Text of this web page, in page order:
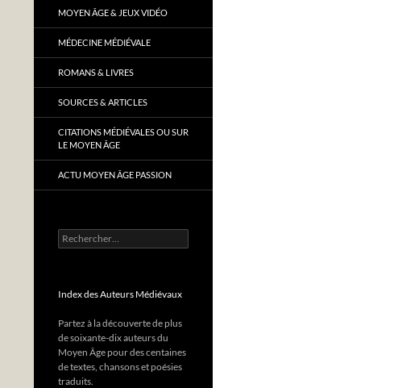
MOYEN ÂGE & JEUX VIDÉO
MÉDECINE MÉDIÉVALE
ROMANS & LIVRES
SOURCES & ARTICLES
CITATIONS MÉDIÉVALES OU SUR
LE MOYEN ÂGE
ACTU MOYEN ÂGE PASSION
Rechercher :
Index des Auteurs Médiévaux
Partez à la découverte de plus
de soixante-dix auteurs du
Moyen Âge pour des centaines
de textes, chansons et poésies
traduits.